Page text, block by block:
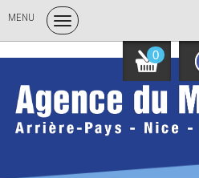
MENU
0